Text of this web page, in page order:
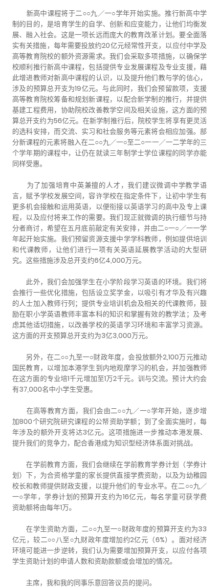
新高中课程将于二○○九／一○学年开始实施。推行新高中学
制的目的，是培育学生的自学、创新和应变能力，让他们均衡发
展、融入社会。这是一项长远而庞大的教育改革计划。要全面落
实有关措施，每年需要投放约20亿元经常性开支，以应付中学及
高等教育院校的额外资源需求。我们会采取多项措施，以确保学
校顺利推行新高中课程，包括提供专业发展课程及专业支援，藉
此增进教师对新高中课程的认识，以及提升他们教与学的信心，
涉及的预算总开支为19亿元。与此同时，我们会预留款项，支援
高等教育院校筹备和规划新课程，以配合新学制的推行，并提供
基建工程费用，协助院校改善教学空间及相关设施，这方面的预
算总开支约为56亿元。在新学制推行后，院校学生将享有更灵活
的选科安排，而交流、实习和社会服务等元素将会相应加强。部
分新课程的元素将融入在二○○九／一○至二○一一／一二学年的三
个学年期的课程中，让仍在就读三年制学士学位课程的同学亦能
同样受惠。
为了加强培育中英兼擅的人才，我们建议微调中学教学语
言，赋予学校发展空间，容许学校在指定条件下，让初中学生有
更多机会接触和运用英语，以便衔接以英语学习的高中及专上课
程，以及应付将来工作的需要。我们现正就微调的执行细节与持
分者商讨，希望在五月底前敲定有关安排，并由二○一○／一一学
年起开始实施。我们预留资源支援中学学科教师，例如提供培训
和代课教师，让他们进行一项有关英语延展教学活动的大型研
究。这些措施涉及总开支约6亿4,000万元。
此外，我们会加强学生在小学阶段学习英语的环境。我们将
会推行一些优化措施，包括设立奖学金，以吸引有才华及有兴趣
的人士加入教师行列；提供专业培训机会及相关的代课教师，鼓
励在职小学英语教师丰富本科的知识和掌握有效的教学法；及考
虑其他适切措施，以改善学校的英语学习环境和丰富学习资源。
这方面的开支预算总开支约为3亿3,000万元。
另外，在二○○九至一○财政年度，会投放额外2,100万元推动
国民教育，以增加本港学生到内地观摩学习的机会，并加强教师
在这方面的专业培1千元增加至1万2千元。训与交流。预计大约会
有37,000名中小学生受惠。
在高等教育方面，我们会由二○○九／一○学年开始，逐步增
加800个研究院研究课程的公帑资助学额；到了全面实施时，每
年涉及的额外开支将达3亿元。这项措施进一步推动本港发展、
提升我们的竞争力，配合香港成为知识型经济体系面对挑战。
在学前教育方面，我们会继续在学前教育学券计划（学券计
划）下，为合资格学童的家长提供直接学费资助，以及为幼稚园
校长和教师提供财政支援，以提升他们的专业水平。在二○○九／
一○学年，学券计划的预算开支约为16亿元，每名学童可获学费
资助额将由每年1万。
在学生资助方面，二○○九至一○财政年度的预算开支约为33
亿元，较二○○八至○九财政年度增加约2亿元（6%）。面对经济
环境可能进一步逆转，我们认为需要增加预算开支，以应付各项
学生资助计划的申请人数和资助款额或会增加的情况。
主席，我和我的同事乐意回答议员的提问。